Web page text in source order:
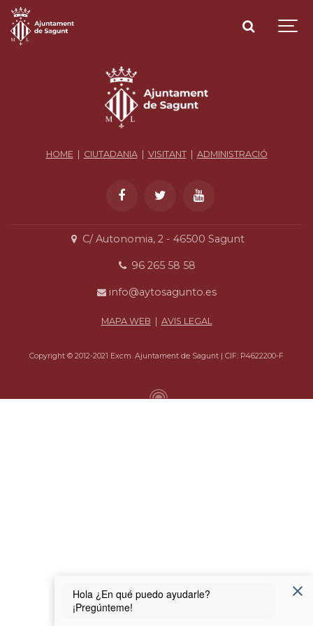
HOME CIUTADANIA| VISITANT| ADMINISTRACIÓ
C/ Autonomia, 2 - 46500 Sagunt
96 265 58 58
info@aytosagunto.es
MAPA WEB | AVIS LEGAL
Copyright © 2012-2021 Excm. Ajuntament de Sagunt | CIF: P4622200-F